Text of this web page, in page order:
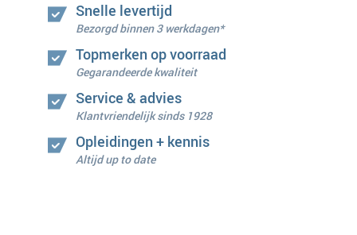
Snelle levertijd
Bezorgd binnen 3 werkdagen*
Topmerken op voorraad
Gegarandeerde kwaliteit
Service & advies
Klantvriendelijk sinds 1928
Opleidingen + kennis
Altijd up to date